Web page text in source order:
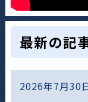
最新の記
2026年7月